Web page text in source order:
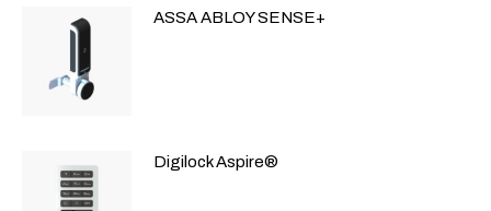
ASSA ABLOY SENSE+
Digilock Aspire®